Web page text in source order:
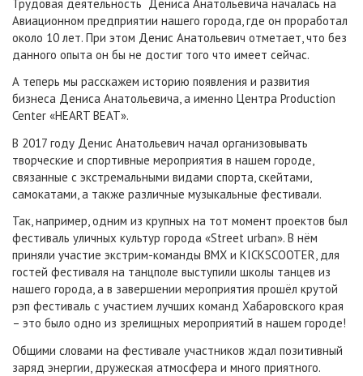
Трудовая деятельность Дениса Анатольевича началась на
Авиационном предприятии нашего города, где он проработал
около 10 лет. При этом Денис Анатольевич отметает, что без
данного опыта он бы не достиг того что имеет сейчас.
А теперь мы расскажем историю появления и развития
бизнеса Дениса Анатольевича, а именно Центра Production
Center «HEART BEAT».
В 2017 году Денис Анатольевич начал организовывать
творческие и спортивные мероприятия в нашем городе,
связанные с экстремальными видами спорта, скейтами,
самокатами, а также различные музыкальные фестивали.
Так, например, одним из крупных на тот момент проектов был
фестиваль уличных культур города «Street urban». В нём
приняли участие экстрим-команды BMX и KICKSCOOTER, для
гостей фестиваля на танцполе выступили школы танцев из
нашего города, а в завершении мероприятия прошёл крутой
рэп фестиваль с участием лучших команд Хабаровского края
– это было одно из зрелищных мероприятий в нашем городе!
Общими словами на фестивале участников ждал позитивный
заряд энергии, дружеская атмосфера и много приятного.